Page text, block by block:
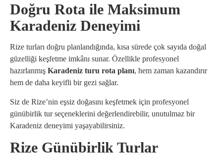
Doğru Rota ile Maksimum
Karadeniz Deneyimi
Rize turları doğru planlandığında, kısa sürede çok sayıda doğal
güzelliği keşfetme imkânı sunar. Özellikle profesyonel
hazırlanmış Karadeniz turu rota planı, hem zaman kazandırır
hem de daha keyifli bir gezi sağlar.
Siz de Rize’nin eşsiz doğasını keşfetmek için profesyonel
günübirlik tur seçeneklerini değerlendirebilir, unutulmaz bir
Karadeniz deneyimi yaşayabilirsiniz.
Rize Günübirlik Turlar